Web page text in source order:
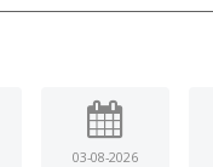
03-08-2026